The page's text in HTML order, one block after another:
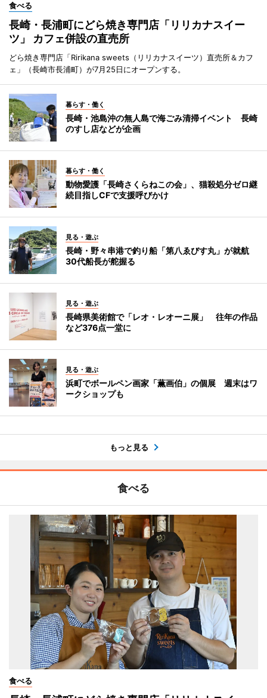
食べる
長崎・長浦町にどら焼き専門店「リリカナスイー
ツ」 カフェ併設の直売所
どら焼き専門店「Ririkana sweets（リリカナスイーツ）直売所＆カフ
ェ」（長崎市長浦町）が7月25日にオープンする。
暮らす・働く
長崎・池島沖の無人島で海ごみ清掃イベント 長崎
のすし店などが企画
暮らす・働く
動物愛護「長崎さくらねこの会」、猫殺処分ゼロ継
続目指しCFで支援呼びかけ
見る・遊ぶ
長崎・野々串港で釣り船「第八ゑびす丸」が就航
30代船長が舵握る
見る・遊ぶ
長崎県美術館で「レオ・レオーニ展」 往年の作品
など376点一堂に
見る・遊ぶ
浜町でボールペン画家「薫画伯」の個展 週末はワ
ークショップも
もっと見る
食べる
食べる